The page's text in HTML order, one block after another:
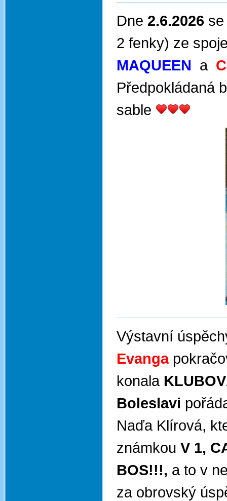
Dne 2.6.2026
2 fenky) ze
MAQUEEN a
Předpokládaná
sable
Výstavní
Evanga
konala
Boleslavi
Naďa Klírová,
známkou V 1,
BOS!!!, a to v
za obrovský